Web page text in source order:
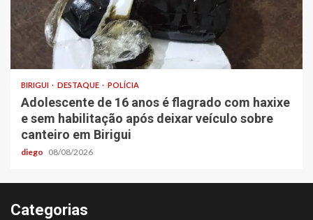
BIRIGUI DESTAQUE POLÍCIA
Adolescente de 16 anos é flagrado com haxixe
e sem habilitação após deixar veículo sobre
canteiro em Birigui
diego 08/08/2026
Categorias